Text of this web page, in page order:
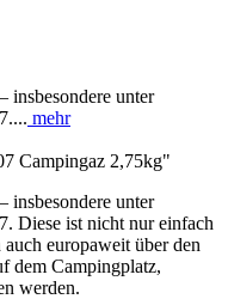
insbesondere unter
mehr
Campingaz 2,75kg"
insbesondere unter
Diese ist nicht nur einfach
europaweit über den
dem Campingplatz,
werden.